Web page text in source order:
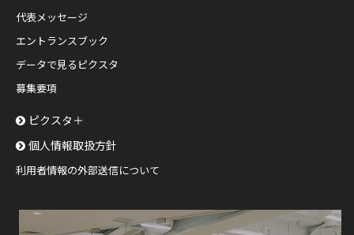
代表メッセージ
エントランスブック
データで見るピクスタ
募集要項
ピクスタ＋
個人情報取扱方針
利用者情報の外部送信について